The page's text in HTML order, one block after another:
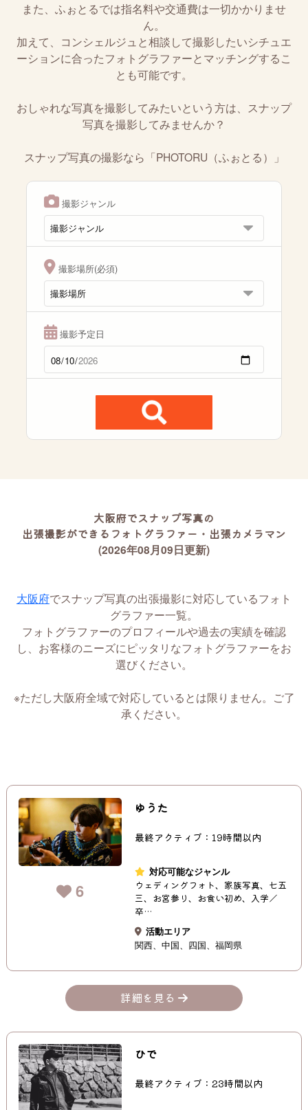
また、ふぉとるでは指名料や交通費は一切かかりませ
ん。
加えて、コンシェルジュと相談して撮影したいシチュエ
ーションに合ったフォトグラファーとマッチングするこ
とも可能です。
おしゃれな写真を撮影してみたいという方は、スナップ
写真を撮影してみませんか？
スナップ写真の撮影なら「PHOTORU（ふぉとる）」
撮影ジャンル
撮影場所(必須)
撮影予定日
大阪府でスナップ写真の
出張撮影ができるフォトグラファー・出張カメラマン
(2026年08月09日更新)
大阪府でスナップ写真の出張撮影に対応しているフォト
グラファー一覧。
フォトグラファーのプロフィールや過去の実績を確認
し、お客様のニーズにピッタリなフォトグラファーをお
選びください。
※ただし大阪府全域で対応しているとは限りません。ご了
承ください。
6
ゆうた
最終アクティブ：19時間以内
対応可能なジャンル
ウェディングフォト、家族写真、七五
三、お宮参り、お食い初め、入学／
卒…
活動エリア
関西
中国 四国 福岡県
詳細を見る
ひで
最終アクティブ：23時間以内